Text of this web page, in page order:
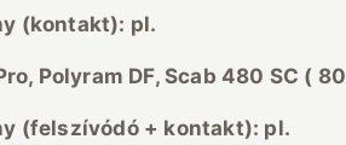
(kontakt): pl.
Scab 480 SC ( 80
(felszívódó+ kontakt): pl.